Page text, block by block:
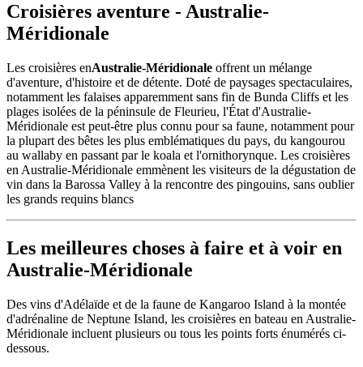
Croisières aventure - Australie-
Méridionale
Les croisières enAustralie-Méridionale offrent un mélange
d'aventure, d'histoire et de détente. Doté de paysages spectaculaires,
notamment les falaises apparemment sans fin de Bunda Cliffs et les
plages isolées de la péninsule de Fleurieu, l'État d'Australie-
Méridionale est peut-être plus connu pour sa faune, notamment pour
la plupart des bêtes les plus emblématiques du pays, du kangourou
au wallaby en passant par le koala et l'ornithorynque. Les croisières
en Australie-Méridionale emmènent les visiteurs de la dégustation de
vin dans la Barossa Valley à la rencontre des pingouins, sans oublier
les grands requins blancs
Les meilleures choses à faire et à voir en
Australie-Méridionale
Des vins d'Adélaïde et de la faune de Kangaroo Island à la montée
d'adrénaline de Neptune Island, les croisières en bateau en Australie-
Méridionale incluent plusieurs ou tous les points forts énumérés ci-
dessous.